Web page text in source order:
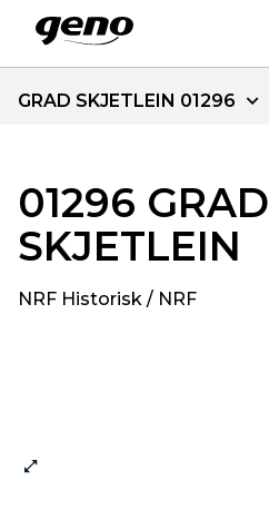
GRAD SKJETLEIN 01296
01296 GRAD
SKJETLEIN
NRF Historisk / NRF